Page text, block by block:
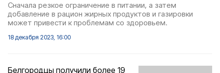
Сначала резкое ограничение в питании, а затем
добавление в рацион жирных продуктов и газировки
может привести к проблемам со здоровьем.
18 декабря 2023, 16:00
Белгородцы получили более 19